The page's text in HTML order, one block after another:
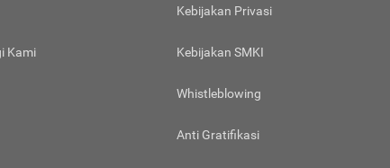
Kami
Kebijakan Privasi
Kebijakan SMKI
Whistleblowing
Anti Gratifikasi